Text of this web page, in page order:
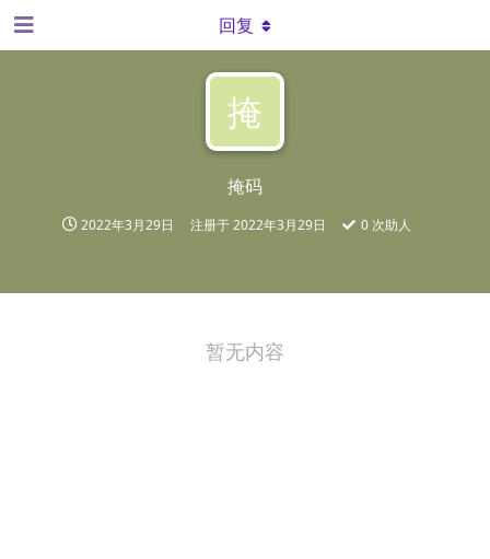
掩
掩码
2022年3月29日 注册于2022年3月29日 0 次助人
回复
暂无内容